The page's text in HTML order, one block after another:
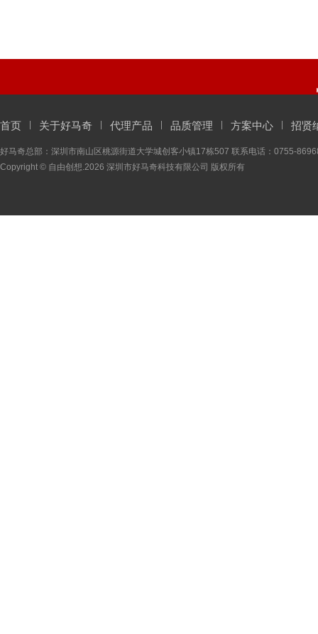
首页 关于好马奇 代理产品 品质管理 方案中心 招贤
好马奇总部：深圳市南山区桃源街道大学城创客小镇17栋507 联系电话：0755-
Copyright © 自由创想.2026 深圳市好马奇科技有限公司 版权所有